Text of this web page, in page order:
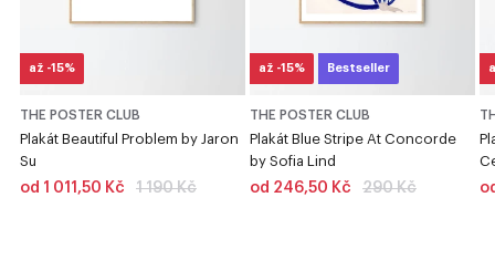
až -15%
THE POSTER CLUB
Plakát Beautiful Problem by Jaron
Su
od 1 011,50 Kč
od
1 190 Kč
až -15% Bestseller
THE POSTER CLUB
Plakát Blue Stripe At Concorde
by Sofia Lind
od 246,50 Kč
od
290 Kč